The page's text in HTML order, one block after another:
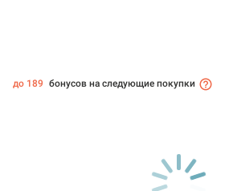
до 189 бонусов на следующие покупки